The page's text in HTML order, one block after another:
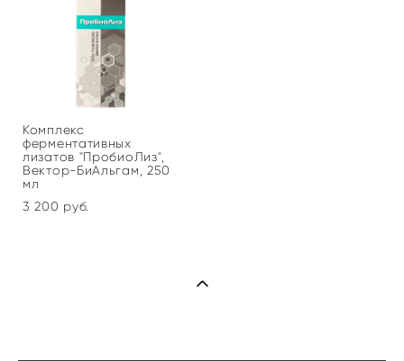
Комплекс
ферментативных
лизатов "ПробиоЛиз",
Вектор-БиАльгам, 250
мл
3 200 pуб.